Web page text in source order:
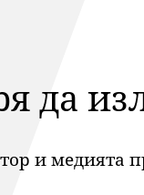
да
и медията